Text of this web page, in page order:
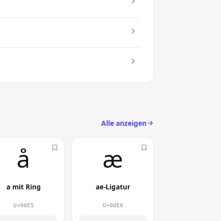
Symbol spart es Platz
Alle anzeigen
å︎
a mit Ring
U+00E5
æ︎
ae-Ligatur
U+00E6